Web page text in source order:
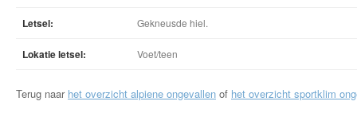
Letsel: Gekneusde hiel.
Lokatie letsel: Voet/teen
Terug naar het overzicht alpiene ongevallen of het overzicht sportklim